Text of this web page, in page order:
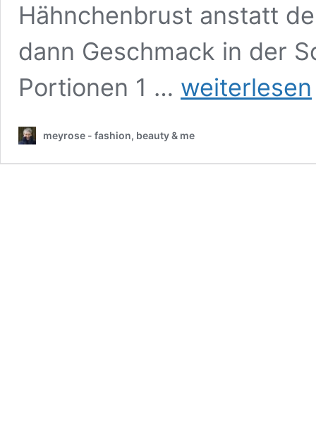
Hähnchenbrust anstatt
dann Geschmack in der
Portionen 1 …
Hühnerfrikassee
weiterlesen
meyrose - fashion, beauty & me